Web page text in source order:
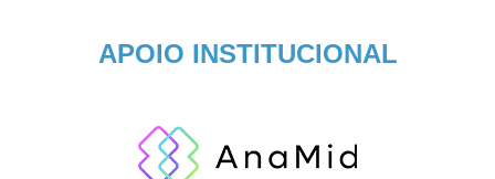
APOIO INSTITUCIONAL